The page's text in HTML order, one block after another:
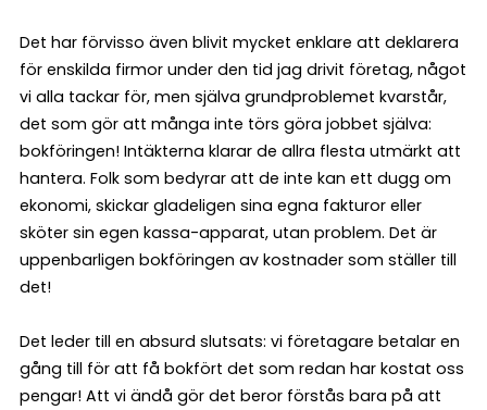
Det har förvisso även blivit mycket enklare att deklarera
för enskilda firmor under den tid jag drivit företag, något
vi alla tackar för, men själva grundproblemet kvarstår,
det som gör att många inte törs göra jobbet själva:
bokföringen! Intäkterna klarar de allra flesta utmärkt att
hantera. Folk som bedyrar att de inte kan ett dugg om
ekonomi, skickar gladeligen sina egna fakturor eller
sköter sin egen kassa-apparat, utan problem. Det är
uppenbarligen bokföringen av kostnader som ställer till
det!
Det leder till en absurd slutsats: vi företagare betalar en
gång till för att få bokfört det som redan har kostat oss
pengar! Att vi ändå gör det beror förstås bara på att